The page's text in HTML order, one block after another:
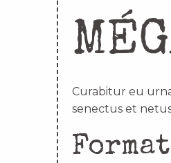
Curabitur eu
senectus et